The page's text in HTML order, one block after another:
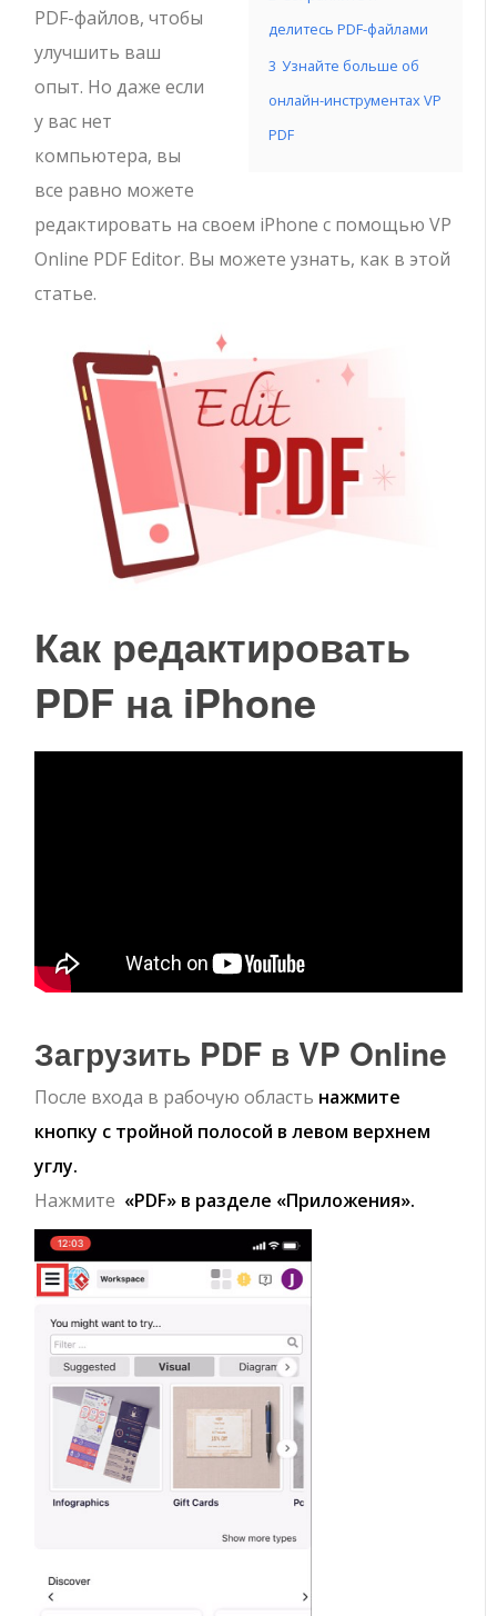
делитесь PDF-файлами
3 Узнайте больше об
онлайн-инструментах VP
PDF
PDF-файлов, чтобы
улучшить ваш
опыт. Но даже если
у вас нет
компьютера, вы
все равно можете
редактировать на своем iPhone с помощью VP
Online PDF Editor. Вы можете узнать, как в этой
статье.
Как редактировать
PDF на iPhone
Загрузить PDF в VP Online
После входа в рабочую область нажмите
кнопку с тройной полосой в левом верхнем
углу.
Нажмите «PDF» в разделе «Приложения».